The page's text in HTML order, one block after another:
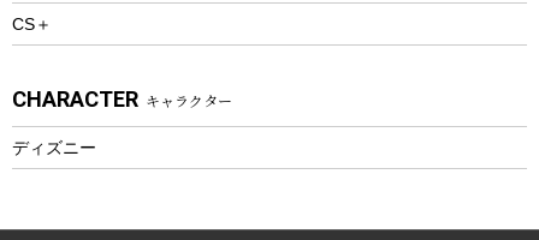
ウェルネス
ウェア、タオル
ウェア
CS＋
CHARACTER キャラクター
ディズニー